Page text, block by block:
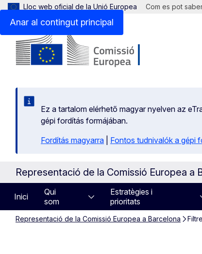
Anar al contingut principal
Lloc web oficial de la Unió Europea Com es pot
Ez a tartalom elérhető magyar nyelven az
gépi fordítás formájában.
Fordítás magyarra
Fontos tudnivalók a gépi
Representació de la Comissió Europea a
Inici
Qui
som
Estratègies i
prioritats
Representació de la Comissió Europea a Barcelona